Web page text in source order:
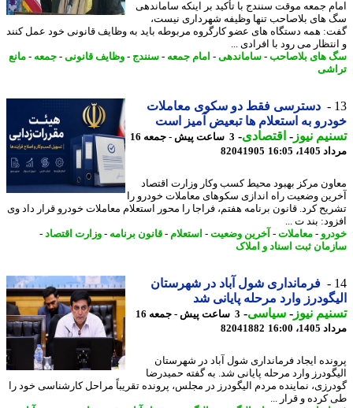
جمعه موقت سنندج با تأکید بر اینکه ساماندهی
بلاصاحب تنها وظیفه شهرداری نیست،
همه دستگاه های عضو کارگروه مربوطه باید به وظایف قانونی خود عمل کنند
می رود با افرادی ...
های بلاصاحب-ساماندهی-امام جمعه-سنندج-وظایف قانونی-جمعه-مانع
دسترسی فقط دو سکوی معاملات
به استعلام ها تبعیض آمیز است
نیوز-اقتصادی-
3 ساعت پیش - جمعه 16
16:05
82041905
مرکز بهبود محیط کسب وکار وزارت اقتصاد
وضعیت راه اندازی سکوهای معاملات خودرو را
کرد. قانون برنامه هفتم، فراجا را محور استعلام معاملات خودرو قرار داد وی
بند ت ...
-معاملات-آخرین وضعیت-استعلام-قانون برنامه -وزارت اقتصاد-
ثبت اسناد و املاک
فرمانداری شول آباد در شهرستان
وارد مرحله پایانی شد
نیوز-سیاسی-
3 ساعت پیش - جمعه 16
16:00
82041882
ایجاد فرمانداری شول آباد در شهرستان
وارد مرحله پایانی شد. به گفته حمیدرضا
نماینده مردم الیگودرز در مجلس، پرونده تقریباً مراحل کارشناسی خود را
و قرار ...